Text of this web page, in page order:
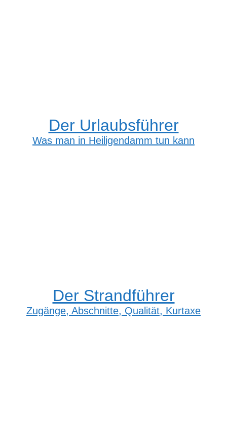
Der Urlaubsführer
Was man in Heiligendamm tun kann
Der Strandführer
Zugänge, Abschnitte, Qualität, Kurtaxe